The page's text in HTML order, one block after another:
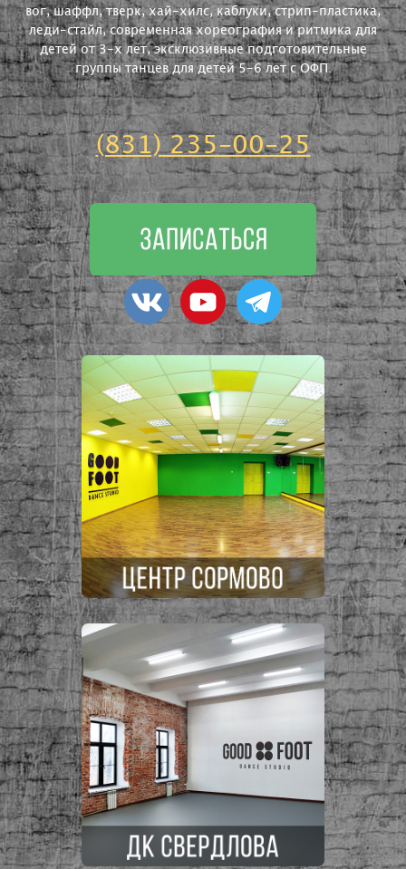
вог, шаффл, тверк, хай-хилс, каблуки, стрип-пластика,
леди-стайл, современная хореография и ритмика для
детей от 3-х лет, эксклюзивные подготовительные
группы танцев для детей 5-6 лет с ОФП.
(831) 235-00-25